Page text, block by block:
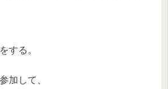
する。
加して、